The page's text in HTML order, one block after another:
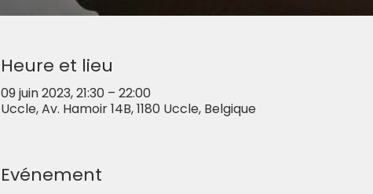
Heure et lieu
09 juin 2023, 21:30 – 22:00
Uccle, Av. Hamoir 14B, 1180 Uccle, Belgique
Evénement